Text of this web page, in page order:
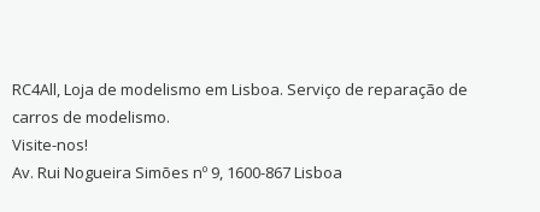
RC4All, Loja de modelismo em Lisboa. Serviço de reparação de
carros de modelismo.
Visite-nos!
Av. Rui Nogueira Simões nº 9, 1600-867 Lisboa